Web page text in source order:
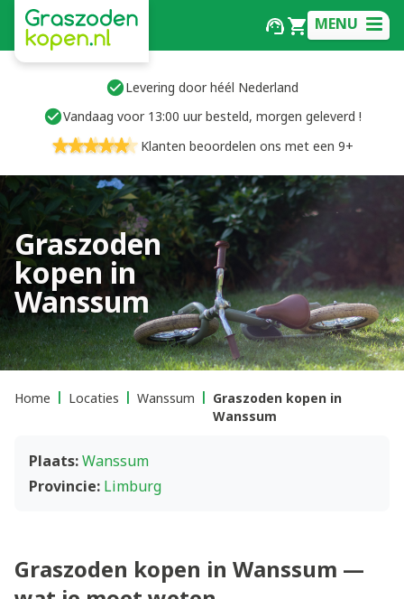
MENU
Levering door héél Nederland
Vandaag voor 13:00 uur besteld, morgen geleverd !
Klanten beoordelen ons met een 9+
Graszoden
kopen in
Wanssum
Home Locaties Wanssum
Graszoden kopen in
Wanssum
Plaats:Wanssum
Provincie: Limburg
Graszoden kopen in Wanssum —